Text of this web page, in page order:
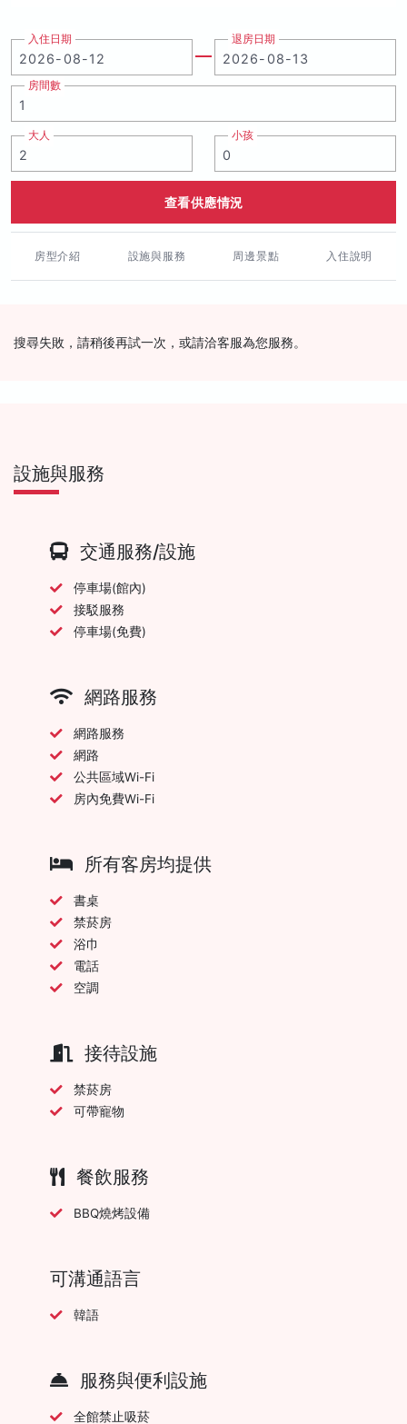
入住日期 退房日期
房間數
大人 小孩
查看供應情況
房型介紹 設施與服務 周邊景點 入住說明
搜尋失敗，請稍後再試一次，或請洽客服為您服務。
設施與服務
交通服務/設施
停車場(館內)
接駁服務
停車場(免費)
網路服務
網路服務
網路
公共區域Wi-Fi
房內免費Wi-Fi
所有客房均提供
書桌
禁菸房
浴巾
電話
空調
接待設施
禁菸房
可帶寵物
餐飲服務
BBQ燒烤設備
可溝通語言
韓語
服務與便利設施
全館禁止吸菸